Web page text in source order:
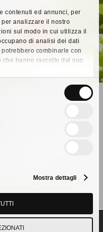
contenuti ed annunci, per
analizzare il nostro
sul modo in cui utilizza il
di analisi dei dati
combinarle con
hanno raccolto dal suo
Mostra dettagli
13 Aprile
IL BILANCIO